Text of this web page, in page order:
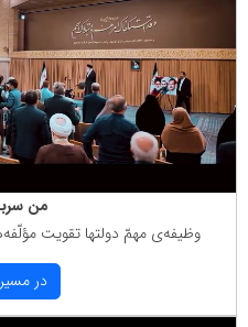
من
وظیفه‌ی مهمّ دولتها تقویت
در